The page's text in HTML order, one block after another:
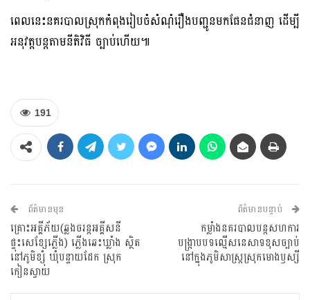
ពេលនេះនគរបាលស្រុកកំពុងរៀបចំសំណុំរឿងបញ្ជូនមកផែនជំនាញ ដេីម្បី
អនុវត្តបន្តតាមនីតិវិធី ច្បាប់ហេីយ៕
191
ព័ត៌មានមុន
គ្រោះអគ្គីភ័យ(ឆ្លងចរន្តអគ្គីសនី
ផ្ទុះសេខ្សែភ្លើង) ភ្លើងឆេះឃ្លាំង ស្ថិត
នៅភូមិខ្សុំ ឃុំបន្ទាយដែក ស្រុក
កៀនស្វាយ
ព័ត៌មានបន្ទាប់
កម្លាំងនគរបាលបន្តសហការ
បង្រ្កាបបទល្មើសនេសាទខុសច្បាប់
នៅក្នុងភូមិសាស្រ្តស្រុកមោងឫស្សី